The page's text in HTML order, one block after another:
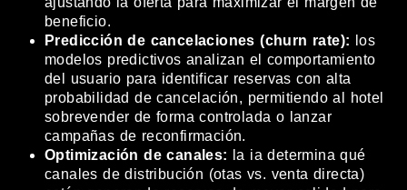
beneficio.
Predicción de cancelaciones (churn rate): los
modelos predictivos analizan el comportamiento
del usuario para identificar reservas con alta
probabilidad de cancelación, permitiendo al hotel
sobrevender de forma controlada o lanzar
campañas de reconfirmación.
Optimización de canales: la ia determina qué
canales de distribución (otas vs. venta directa)